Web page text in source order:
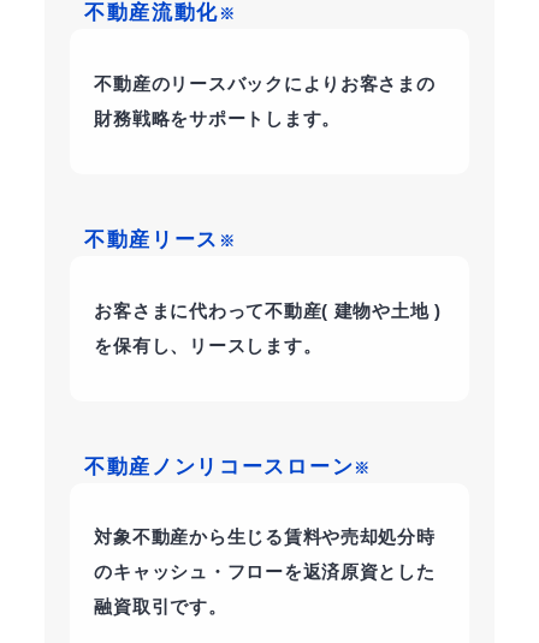
不動産流動化※
不動産のリースバックによりお客さまの
財務戦略をサポートします。
不動産リース ※
お客さまに代わって不動産( 建物や土地 )
を保有し、リースします。
不動産ノンリコースローン※
対象不動産から生じる賃料や売却処分時
のキャッシュ・フローを返済原資とした
融資取引です。